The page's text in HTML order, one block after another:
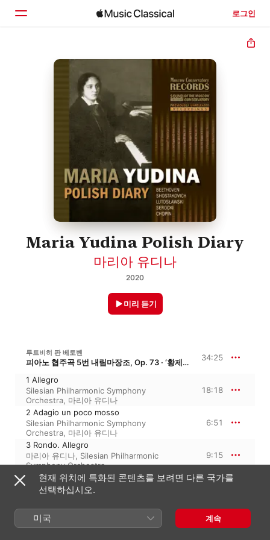
로그인
Maria Yudina Polish Diary
마리아 유디나
2020
미리 듣기
루트비히 판 베토벤
피아노 협주곡 5번 내림마장조, Op. 73 · ‘황제 협주곡’ 34:25
1 Allegro
Silesian Philharmonic Symphony
Orchestra, 마리아 유디나
18:18
2 Adagio un poco mosso
Silesian Philharmonic Symphony
Orchestra, 마리아 유디나
6:51
3 Rondo. Allegro
마리아 유디나, Silesian Philharmonic
Symphony Orchestra
9:15
드미트리 쇼스타코비치
Prelude
2:18
현재 위치에 특화된 콘텐츠를 보려면 다른 국가를
선택하십시오.
미국 계속